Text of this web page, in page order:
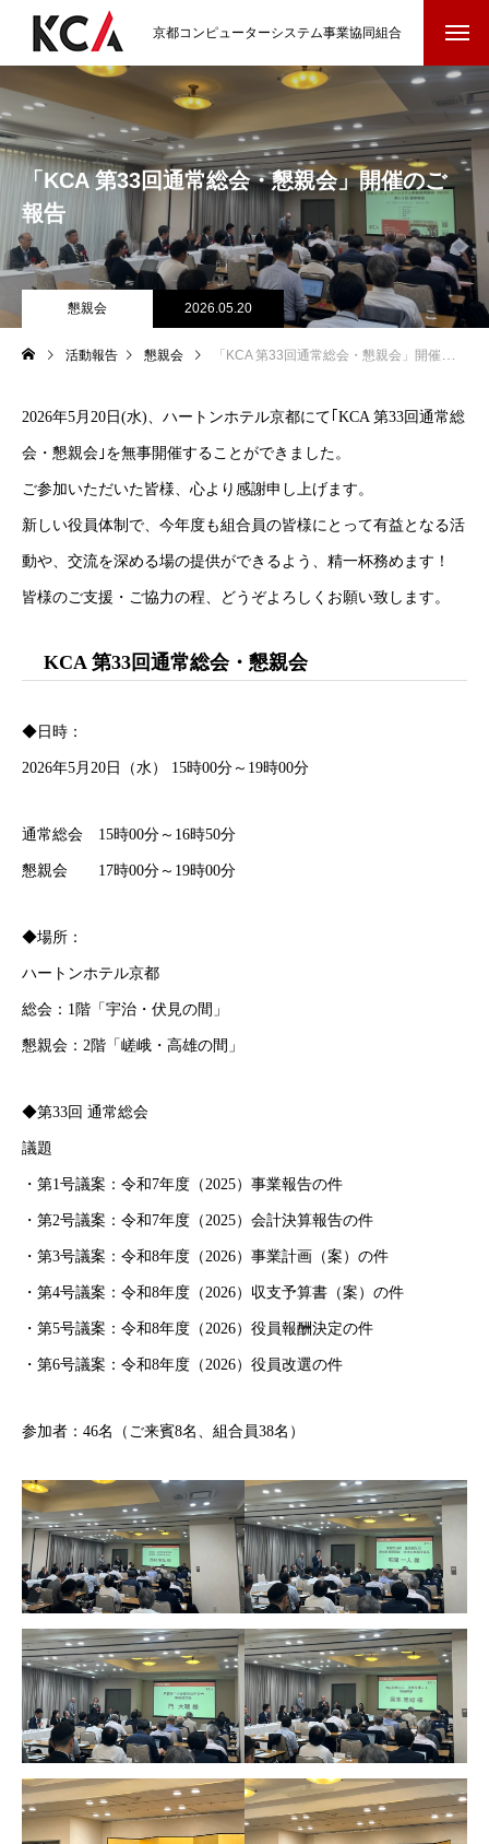
京都コンピューターシステム事業協同組合
「KCA 第33回通常総会・懇親会」開催のご
報告
懇親会 2026.05.20
活動報告 懇親会 「KCA 第33回通常総会・懇親会」開催のご報告
2026年5月20日(水)、ハートンホテル京都にて｢KCA 第33回通常総
会・懇親会｣を無事開催することができました。
ご参加いただいた皆様、心より感謝申し上げます。
新しい役員体制で、今年度も組合員の皆様にとって有益となる活
動や、交流を深める場の提供ができるよう、精一杯務めます！
皆様のご支援・ご協力の程、どうぞよろしくお願い致します。
KCA 第33回通常総会・懇親会
◆日時：
2026年5月20日（水） 15時00分～19時00分
通常総会 15時00分～16時50分
懇親会 17時00分～19時00分
◆場所：
ハートンホテル京都
総会：1階「宇治・伏見の間」
懇親会：2階「嵯峨・高雄の間」
◆第33回 通常総会
議題
・第1号議案：令和7年度（2025）事業報告の件
・第2号議案：令和7年度（2025）会計決算報告の件
・第3号議案：令和8年度（2026）事業計画（案）の件
・第4号議案：令和8年度（2026）収支予算書（案）の件
・第5号議案：令和8年度（2026）役員報酬決定の件
・第6号議案：令和8年度（2026）役員改選の件
参加者：46名（ご来賓8名、組合員38名）